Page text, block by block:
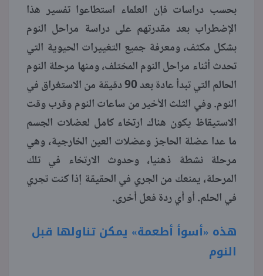
بحسب دراسات فإن العلماء استطاعوا تفسير هذا
الإضطراب بعد مقدرتهم على دراسة مراحل النوم
بشكل مكثف، ومعرفة جميع التغييرات الحيوية التي
تحدث أثناء مراحل النوم المختلف، ومنها مرحلة النوم
الحالم التي تبدأ عادة بعد 90 دقيقة من الاستغراق في
النوم. وفي الثلث الأخير من ساعات النوم وقرب وقت
الاستيقاظ يكون هناك ارتخاء كامل لعضلات الجسم
ما عدا عضلة الحاجز وعضلات العين الخارجية، وهي
مرحلة نشطة ذهنيا، وحدوث الارتخاء في تلك
المرحلة، يمنعك من الجري في الحقيقة إذا كنت تجري
في الحلم. أو أي ردة فعل أخرى.
هذه «أسوأ أطعمة» يمكن تناولها قبل
النوم